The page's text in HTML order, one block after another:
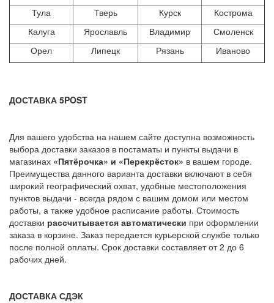
Тула Тверь Курск
Кострома
Калуга
Ярославль Владимир
Смоленск
Орел
Липецк Рязань Иваново
ДОСТАВКА 5POST
Для вашего удобства на нашем сайте доступна возможность
выбора доставки заказов в постаматы и пункты выдачи в
магазинах «Пятёрочка» и «Перекрёсток» в вашем городе.
Преимущества данного варианта доставки включают в себя
широкий географический охват, удобные местоположения
пунктов выдачи - всегда рядом с вашим домом или местом
работы, а также удобное расписание работы. Стоимость
доставки рассчитывается автоматически при оформлении
заказа в корзине. Заказ передается курьерской службе только
после полной оплаты. Срок доставки составляет от 2 до 6
рабочих дней.
ДОСТАВКА СДЭК